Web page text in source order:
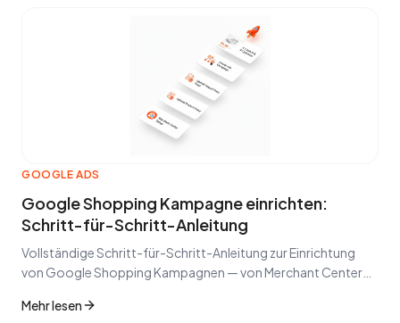
GOOGLE ADS
Google Shopping Kampagne einrichten:
Schritt-für-Schritt-Anleitung
Vollständige Schritt-für-Schritt-Anleitung zur Einrichtung
von Google Shopping Kampagnen — von Merchant Center
Mehr lesen